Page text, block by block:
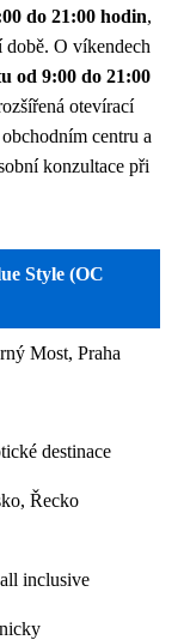
do 21:00 hodin,
době. O víkendech
od 9:00 do 21:00
otevírací
centru a
konzultace při
Style (OC
Most, Praha
destinace
Řecko
inclusive